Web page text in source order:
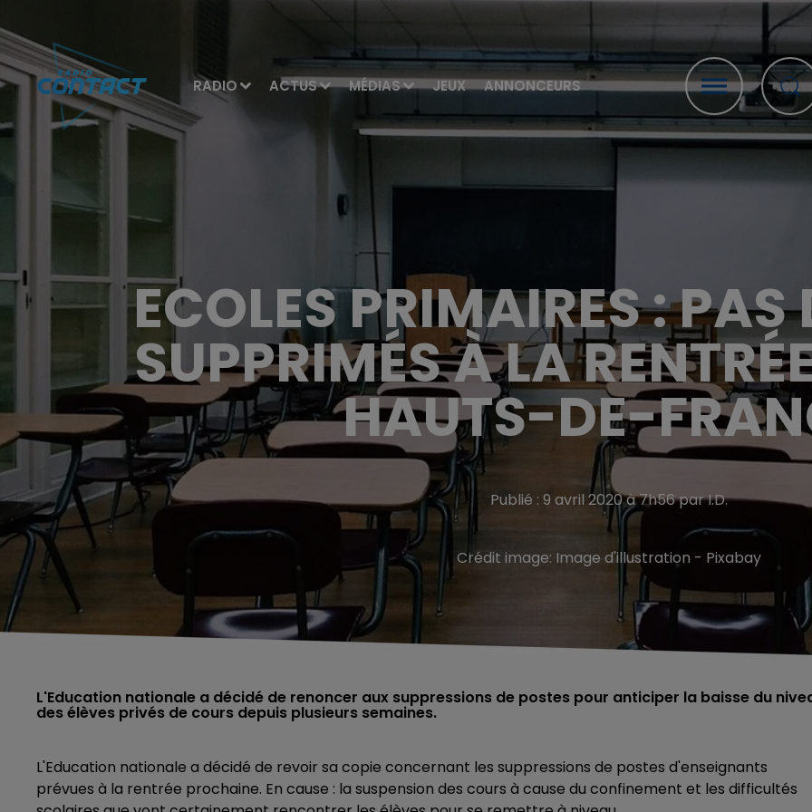
RADIO ACTUS MÉDIAS JEUX ANNONCEURS
ECOLES PRIMAIRES : PAS
SUPPRIMÉS À LA
HAUTS-DE-
Publié : 9 avril 2020 à 7h56 par I.D.
Crédit image: Image d'illustration - Pixabay
L'Education nationale a décidé de renoncer aux suppressions de postes pour anticiper la baisse du
des élèves privés de cours depuis plusieurs semaines.
L'Education nationale a décidé de revoir sa copie concernant les suppressions de postes d'enseignants
prévues à la rentrée prochaine. En cause : la suspension des cours à cause du confinement et les difficultés